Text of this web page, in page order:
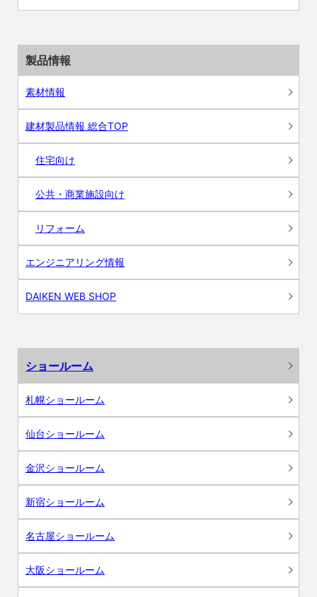
製品情報
素材情報
建材製品情報 総合TOP
住宅向け
公共・商業施設向け
リフォーム
エンジニアリング情報
DAIKEN WEB SHOP
ショールーム
札幌ショールーム
仙台ショールーム
金沢ショールーム
新宿ショールーム
名古屋ショールーム
大阪ショールーム